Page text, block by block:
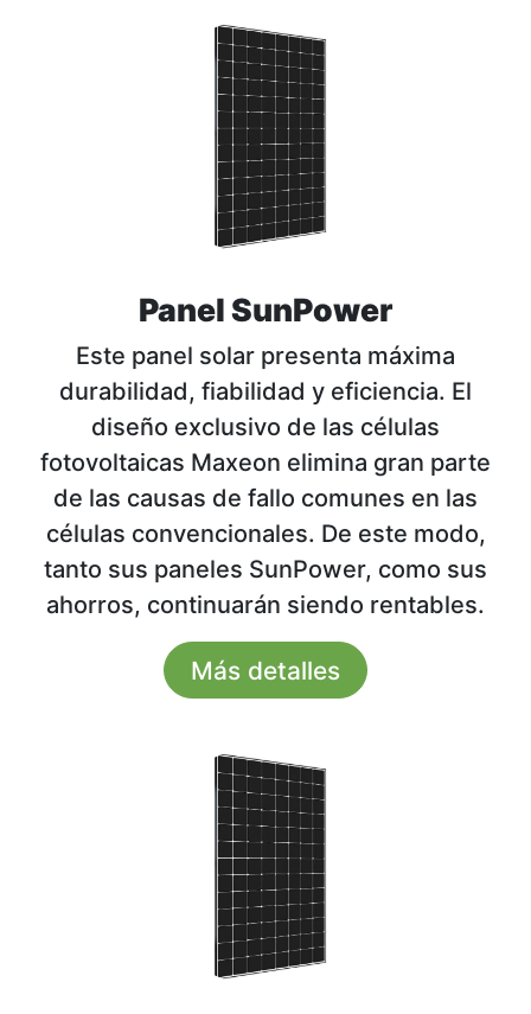
Panel SunPower
Este panel solar presenta máxima
durabilidad, fiabilidad y eficiencia. El
diseño exclusivo de las células
fotovoltaicas Maxeon elimina gran parte
de las causas de fallo comunes en las
células convencionales. De este modo,
tanto sus paneles SunPower, como sus
ahorros, continuarán siendo rentables.
Más detalles